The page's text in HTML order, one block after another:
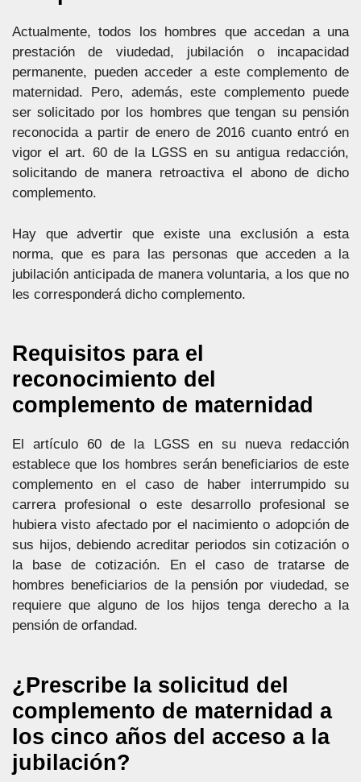
Actualmente, todos los hombres que accedan a una
prestación de viudedad, jubilación o incapacidad
permanente, pueden acceder a este complemento de
maternidad. Pero, además, este complemento puede
ser solicitado por los hombres que tengan su pensión
reconocida a partir de enero de 2016 cuanto entró en
vigor el art. 60 de la LGSS en su antigua redacción,
solicitando de manera retroactiva el abono de dicho
complemento.
Hay que advertir que existe una exclusión a esta
norma, que es para las personas que acceden a la
jubilación anticipada de manera voluntaria, a los que no
les corresponderá dicho complemento.
Requisitos para el
reconocimiento del
complemento de maternidad
El artículo 60 de la LGSS en su nueva redacción
establece que los hombres serán beneficiarios de este
complemento en el caso de haber interrumpido su
carrera profesional o este desarrollo profesional se
hubiera visto afectado por el nacimiento o adopción de
sus hijos, debiendo acreditar periodos sin cotización o
la base de cotización. En el caso de tratarse de
hombres beneficiarios de la pensión por viudedad, se
requiere que alguno de los hijos tenga derecho a la
pensión de orfandad.
¿Prescribe la solicitud del
complemento de maternidad a
los cinco años del acceso a la
jubilación?